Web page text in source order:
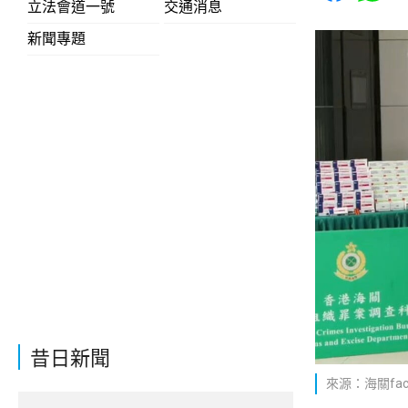
立法會道一號
交通消息
新聞專題
昔日新聞
來源：海關